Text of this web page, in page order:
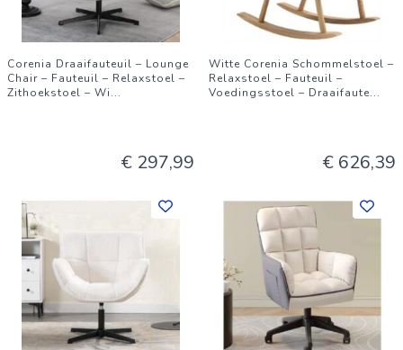
Corenia Draaifauteuil – Lounge
Chair – Fauteuil – Relaxstoel –
Zithoekstoel – Wi...
€ 297,99
Witte Corenia Schommelstoel –
Relaxstoel – Fauteuil –
Voedingsstoel – Draaifaute...
€ 626,39